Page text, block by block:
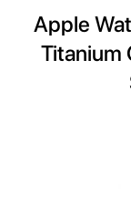
Apple
Titanium